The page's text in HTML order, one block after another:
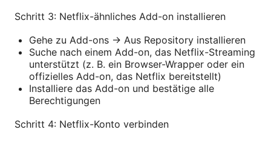
Schritt 3: Netflix-ähnliches Add-on installieren
Gehe zu Add-ons -> Aus Repository installieren
Suche nach einem Add-on, das Netflix-Streaming
unterstützt (z. B. ein Browser-Wrapper oder ein
offizielles Add-on, das Netflix bereitstellt)
Installiere das Add-on und bestätige alle
Berechtigungen
Schritt 4: Netflix-Konto verbinden